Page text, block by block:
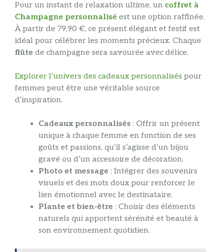
Pour un instant de relaxation ultime, un coffret à
Champagne personnalisé est une option raffinée.
À partir de 79,90 €, ce présent élégant et festif est
idéal pour célébrer les moments précieux. Chaque
flûte de champagne sera savourée avec délice.
Explorer l’univers des cadeaux personnalisés pour
femmes peut être une véritable source
d’inspiration.
Cadeaux personnalisés : Offrir un présent
unique à chaque femme en fonction de ses
goûts et passions, qu’il s’agisse d’un bijou
gravé ou d’un accessoire de décoration.
Photo et message : Intégrer des souvenirs
visuels et des mots doux pour renforcer le
lien émotionnel avec le destinataire.
Plante et bien-être : Choisir des éléments
naturels qui apportent sérénité et beauté à
son environnement quotidien.